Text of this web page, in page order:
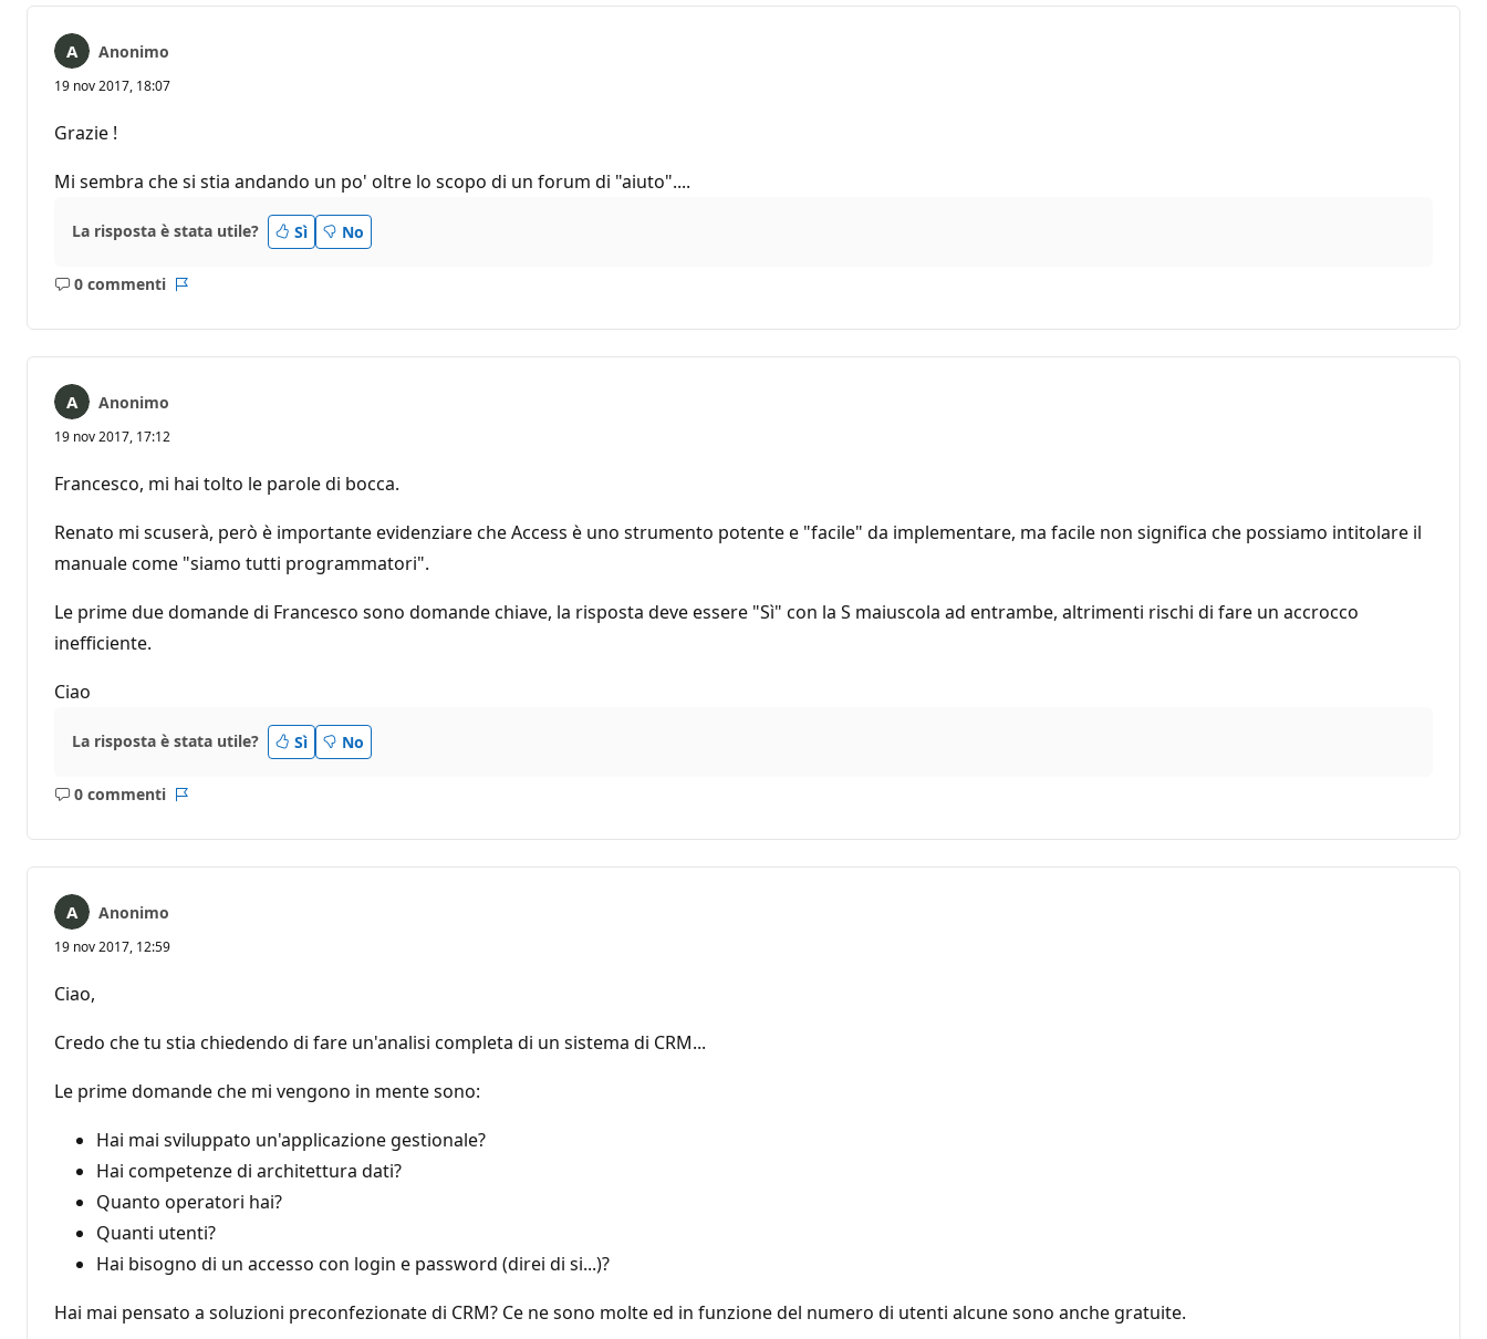
Anonimo
19 nov 2017, 18:07
Grazie !
Mi sembra che si stia andando un po' oltre lo scopo di un forum di "aiuto"....
La risposta è stata utile? Sì No
0 commenti
Nessun
Anonimo
19 nov 2017, 17:12
Francesco, mi hai tolto le parole di bocca.
Renato mi scuserà, però è importante evidenziare che Access è uno strumento potente e "facile" da implementare, ma facile non significa che possiamo intitolare il
manuale come "siamo tutti programmatori".
Le prime due domande di Francesco sono domande chiave, la risposta deve essere "Sì" con la S maiuscola ad entrambe, altrimenti rischi di fare un accrocco
inefficiente.
Ciao
La risposta è stata utile? Sì No
0 commenti
Nessun
Anonimo
19 nov 2017, 12:59
Ciao,
Credo che tu stia chiedendo di fare un'analisi completa di un sistema di CRM...
Le prime domande che mi vengono in mente sono:
Hai mai sviluppato un'applicazione gestionale?
Hai competenze di architettura dati?
Quanto operatori hai?
Quanti utenti?
Hai bisogno di un accesso con login e password (direi di si...)?
Hai mai pensato a soluzioni preconfezionate di CRM? Ce ne sono molte ed in funzione del numero di utenti alcune sono anche gratuite.